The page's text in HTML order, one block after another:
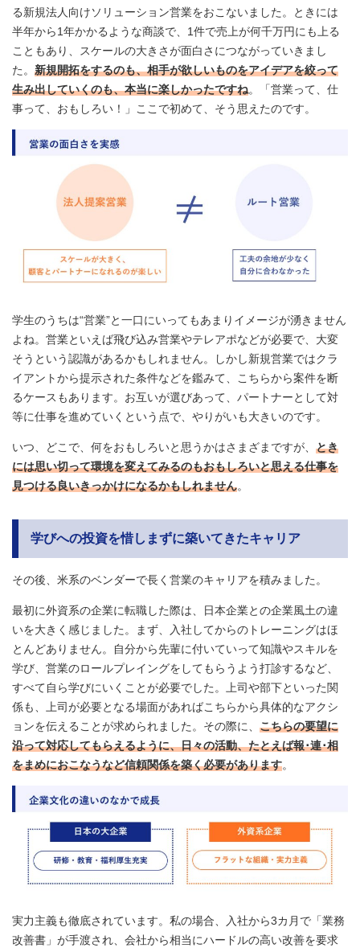
る新規法人向けソリューション営業をおこないました。ときには
半年から1年かかるような商談で、1件で売上が何千万円にも上る
こともあり、スケールの大きさが面白さにつながっていきまし
た。 新規開拓をするのも、相手が欲しいものをアイデアを絞って
生み出していくのも、本当に楽しかったですね。「営業って、仕
事って、おもしろい！」ここで初めて、そう思えたのです。
学生のうちは“営業”と一口にいってもあまりイメージが湧きません
よね。営業といえば飛び込み営業やテレアポなどが必要で、大変
そうという認識があるかもしれません。しかし新規営業ではクラ
イアントから提示された条件などを鑑みて、こちらから案件を断
るケースもあります。お互いが選びあって、パートナーとして対
等に仕事を進めていくという点で、やりがいも大きいのです。
いつ、どこで、何をおもしろいと思うかはさまざまですが、 とき
には思い切って環境を変えてみるのもおもしろいと思える仕事を
見つける良いきっかけになるかもしれません。
学びへの投資を惜しまずに築いてきたキャリア
その後、米系のベンダーで長く営業のキャリアを積みました。
最初に外資系の企業に転職した際は、日本企業との企業風土の違
いを大きく感じました。まず、入社してからのトレーニングはほ
とんどありません。自分から先輩に付いていって知識やスキルを
学び、営業のロールプレイングをしてもらうよう打診するなど、
すべて自ら学びにいくことが必要でした。上司や部下といった関
係も、上司が必要となる場面があればこちらから具体的なアクシ
ョンを伝えることが求められました。その際に、 こちらの要望に
沿って対応してもらえるように、日々の活動、たとえば報･連･相
をまめにおこなうなど信頼関係を築く必要があります。
実力主義も徹底されています。私の場合、入社から3カ月で「業務
改善書」が手渡され、会社から相当にハードルの高い改善を要求